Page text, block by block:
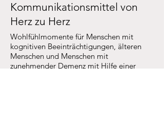
Kommunikationsmittel von
Herz zu Herz
Wohlfühlmomente für Menschen mit
kognitiven Beeinträchtigungen, älteren
Menschen und Menschen mit
zunehmender Demenz mit Hilfe einer